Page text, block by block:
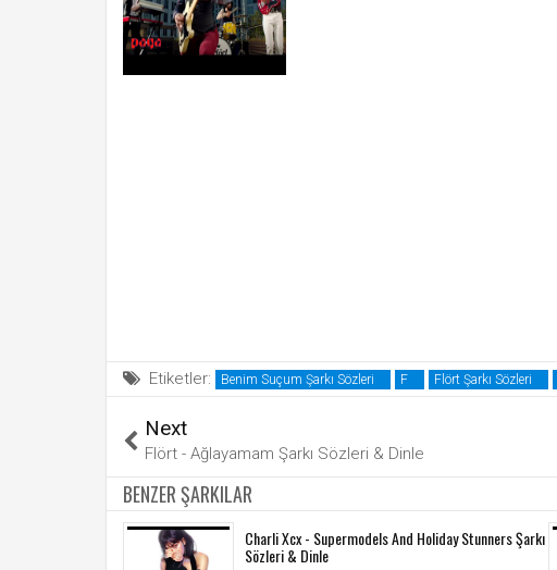
Etiketler: Benim Suçum Şarkı Sözleri F Flört Şarkı Sözleri
Next
Flört - Ağlayamam Şarkı Sözleri & Dinle
BENZER ŞARKILAR
Charli Xcx - Supermodels And Holiday Stunners Şarkı
Sözleri & Dinle